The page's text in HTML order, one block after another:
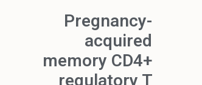
Pregnancy-
acquired
memory CD4+